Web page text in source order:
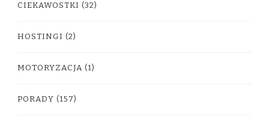
CIEKAWOSTKI (32)
HOSTINGI (2)
MOTORYZACJA (1)
PORADY (157)